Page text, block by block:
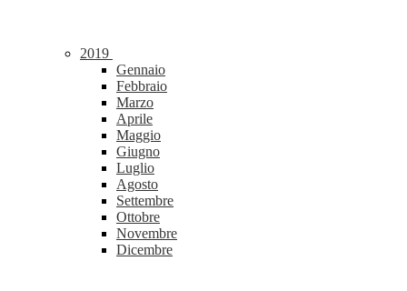
2019
Gennaio
Febbraio
Marzo
Aprile
Maggio
Giugno
Luglio
Agosto
Settembre
Ottobre
Novembre
Dicembre